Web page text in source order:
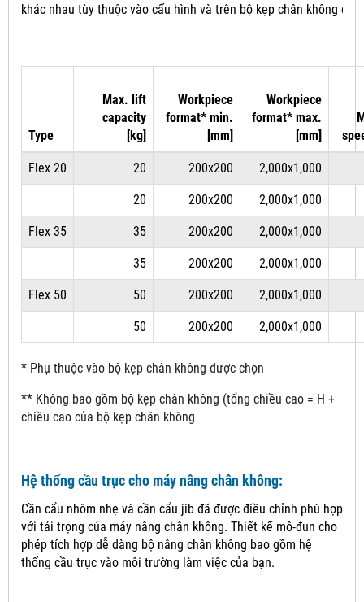
khác nhau tùy thuộc vào cấu hình và trên bộ kẹp chân không
Type
Max. lift
capacity
[kg]
Workpiece
format* min.
[mm]
Workpiece
format* max.
[mm]
Flex 20 20 200x200 2,000x1,000
20 200x200 2,000x1,000
Flex 35 35 200x200 2,000x1,000
35 200x200 2,000x1,000
Flex 50 50 200x200 2,000x1,000
50 200x200 2,000x1,000
* Phụ thuộc vào bộ kẹp chân không được chọn
** Không bao gồm bộ kẹp chân không (tổng chiều cao = H +
chiều cao của bộ kẹp chân không
Hệ thống cầu trục cho máy nâng chân không:
Cần cẩu nhôm nhẹ và cần cẩu jib đã được điều chỉnh phù hợp
với tải trọng của máy nâng chân không. Thiết kế mô-đun cho
phép tích hợp dễ dàng bộ nâng chân không bao gồm hệ
thống cầu trục vào môi trường làm việc của bạn.